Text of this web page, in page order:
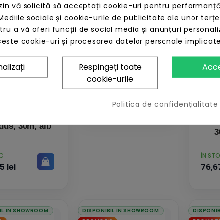
IN SHOWROOM
30m, alb
lei
DISPONIBIL IN SHOWROOM
PROMOTIE
Tellstick Duo,
Telldus, usb
PROMOTIE
PRET
ÎN
IN SHOWROOM
DISPONIBIL IN SHOWROOM
vă solicită să acceptați cookie-uri pentru
sociale și cookie-urile de publicitate ale unor
a vă oferi funcții de social media și anunțuri
cookie-uri și procesarea datelor personale
Respingeți toate
cookie-urile
Politica de confidențialitate